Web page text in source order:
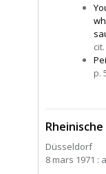
p.
Düsseldorf
8 mars 1971 :